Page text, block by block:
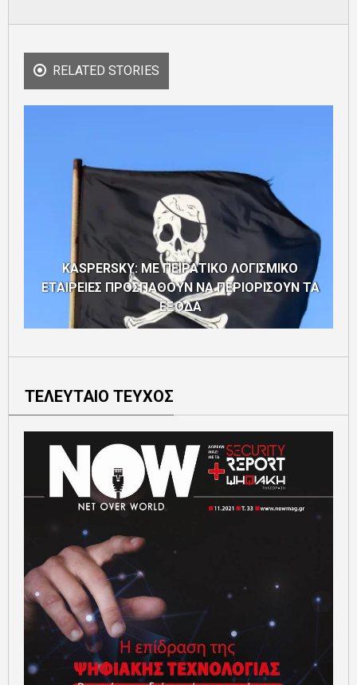
RELATED STORIES
KASPERSKY: ΜΕ ΠΕΙΡΑΤΙΚΟ ΛΟΓΙΣΜΙΚΟ
ΕΤΑΙΡΕΙΕΣ ΠΡΟΣΠΑΘΟΥΝ ΝΑ ΠΕΡΙΟΡΙΣΟΥΝ ΤΑ
ΕΞΟΔΑ
ΤΕΛΕΥΤΑΙΟ ΤΕΥΧΟΣ